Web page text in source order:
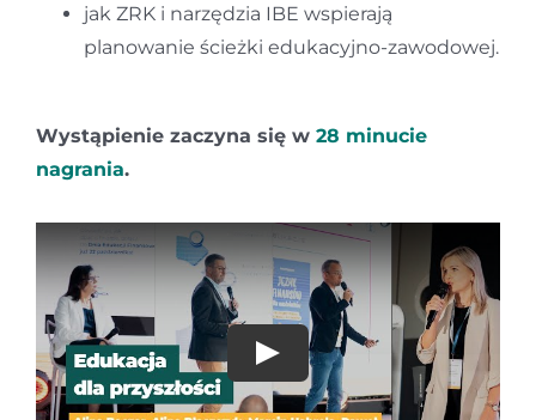
jak ZRK i narzędzia IBE wspierają
planowanie ścieżki edukacyjno-zawodowej.
Wystąpienie zaczyna się w28 minucie
nagrania.